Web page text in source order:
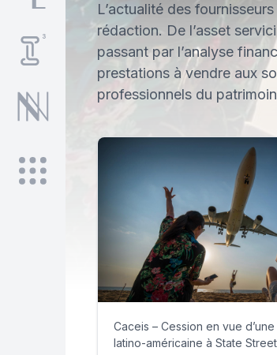
L’actualité des
rédaction. De l’asset
passant par l’analyse
prestations à vendre aux
professionnels du
Caceis – Cession en vue
latino-américaine à State Street